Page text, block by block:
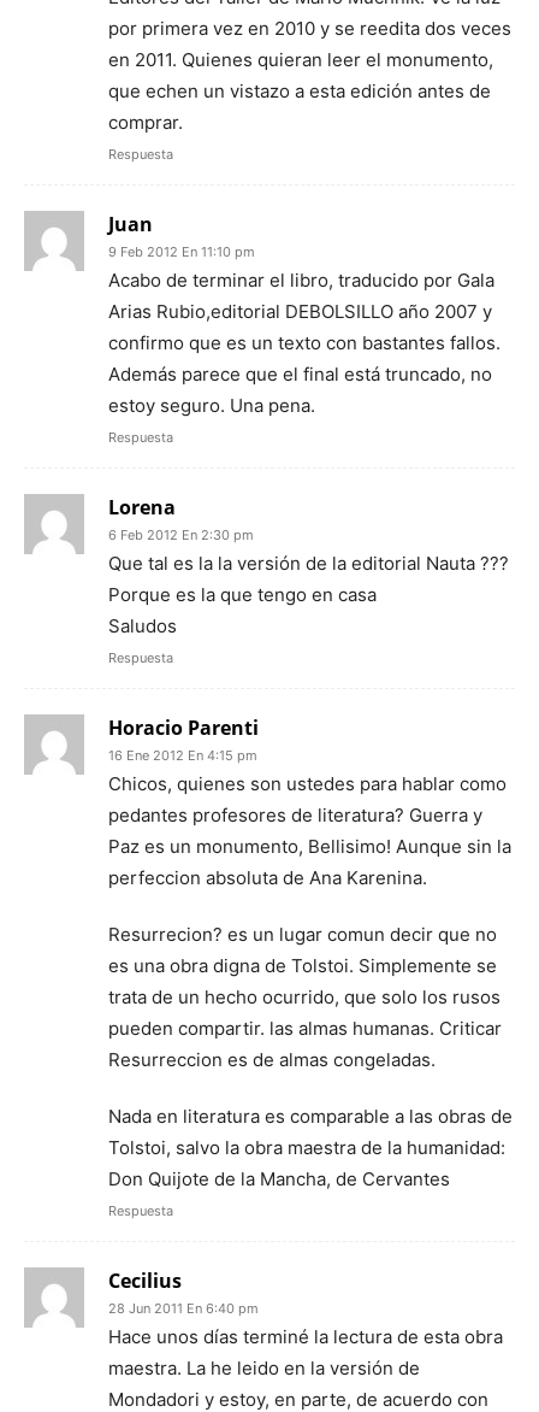
por primera vez en 2010 y se reedita dos veces
en 2011. Quienes quieran leer el monumento,
que echen un vistazo a esta edición antes de
comprar.
Respuesta
Juan
9 Feb 2012 En 11:10 pm
Acabo de terminar el libro, traducido por Gala
Arias Rubio,editorial DEBOLSILLO año 2007 y
confirmo que es un texto con bastantes fallos.
Además parece que el final está truncado, no
estoy seguro. Una pena.
Respuesta
Lorena
6 Feb 2012 En 2:30 pm
Que tal es la la versión de la editorial Nauta ???
Porque es la que tengo en casa
Saludos
Respuesta
Horacio Parenti
16 Ene 2012 En 4:15 pm
Chicos, quienes son ustedes para hablar como
pedantes profesores de literatura? Guerra y
Paz es un monumento, Bellisimo! Aunque sin la
perfeccion absoluta de Ana Karenina.
Resurrecion? es un lugar comun decir que no
es una obra digna de Tolstoi. Simplemente se
trata de un hecho ocurrido, que solo los rusos
pueden compartir. las almas humanas. Criticar
Resurreccion es de almas congeladas.
Nada en literatura es comparable a las obras de
Tolstoi, salvo la obra maestra de la humanidad:
Don Quijote de la Mancha, de Cervantes
Respuesta
Cecilius
28 Jun 2011 En 6:40 pm
Hace unos días terminé la lectura de esta obra
maestra. La he leido en la versión de
Mondadori y estoy, en parte, de acuerdo con